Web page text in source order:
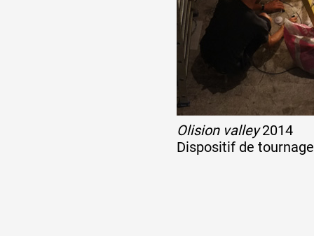
Olision valley2014
Dispositif de tournage